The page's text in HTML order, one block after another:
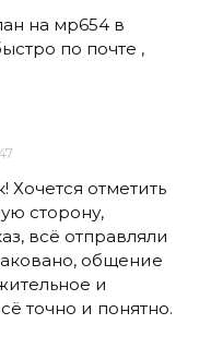
на мр654 в
по почте ,
отметить
сторону,
всё отправляли
общение
и
точно и понятно.